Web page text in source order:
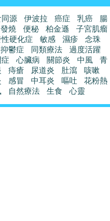
源 伊波拉 癌症 乳癌
腸
發燒
便秘 柏金遜
子宮肌瘤
硬化症
敏感 濕疹
念珠
抑鬱症
同類療法
過度活躍
心臟病 關節炎 中風
青
痔瘡 尿道炎 肚瀉
咳嗽
感冒 中耳炎 嘔吐
花粉熱
自然療法 生食 心靈